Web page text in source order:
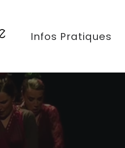
Infos Pratiques